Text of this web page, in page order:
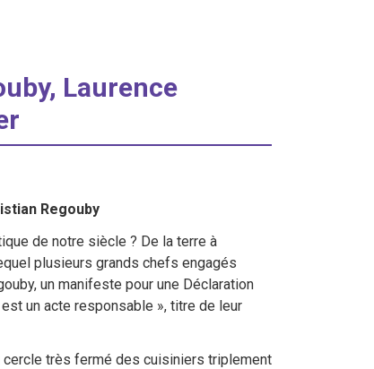
Laurence
Regouby
de notre siècle ? De la terre à
plusieurs grands chefs engagés
un manifeste pour une Déclaration
un acte responsable », titre de leur
très fermé des cuisiniers triplement